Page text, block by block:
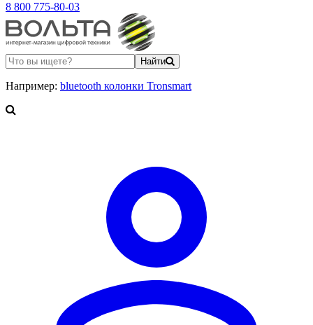
8 800 775-80-03
Найти
Например: bluetooth колонки Tronsmart